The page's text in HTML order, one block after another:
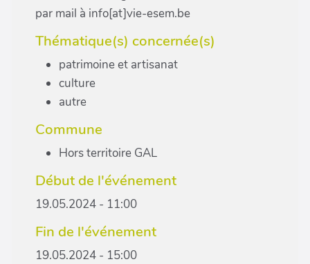
par mail à info[at]vie-esem.be
Thématique(s) concernée(s)
patrimoine et artisanat
culture
autre
Commune
Hors territoire GAL
Début de l'événement
19.05.2024 - 11:00
Fin de l'événement
19.05.2024 - 15:00